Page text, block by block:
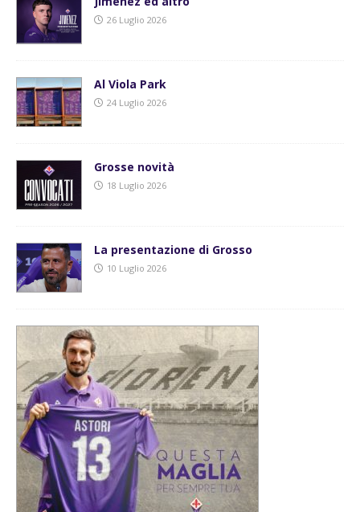
26 Luglio 2026
Al Viola Park
24 Luglio 2026
Grosse novità
18 Luglio 2026
La presentazione di Grosso
10 Luglio 2026